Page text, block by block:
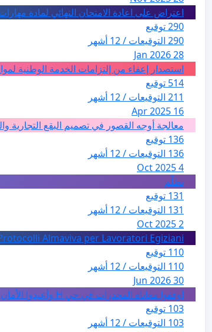
اعتراض على اعادة الامتحان النهائي لمادة
290 توقيع
290 التوقيعات / 12 أشهر
28 Jan 2026
استصدار إعفاء من إلتزامات الخدمة الوطنية لمواليد 1995 و 1996
514 توقيع
211 التوقيعات / 12 أشهر
16 Apr 2025
معالجة أوجه القصور في تصميم البقع التجارية
136 توقيع
136 التوقيعات / 12 أشهر
4 Oct 2025
تظلّم
131 توقيع
131 التوقيعات / 12 أشهر
2 Oct 2025
Almaviva per Lavoratori Egiziani
110 توقيع
110 التوقيعات / 12 أشهر
30 Jun 2026
أوقفوا معاناة المخدرات في حي H وأعيدوا الأمان إلى حينا!
103 توقيع
103 التوقيعات / 12 أشهر